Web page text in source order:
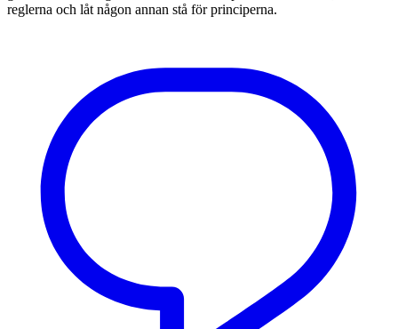
reglerna och låt någon annan stå för principerna.